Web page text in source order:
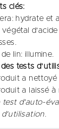
clés:
hydrate et
végétal
lin: illumine.
des tests
a
a laissé
test d'auto-